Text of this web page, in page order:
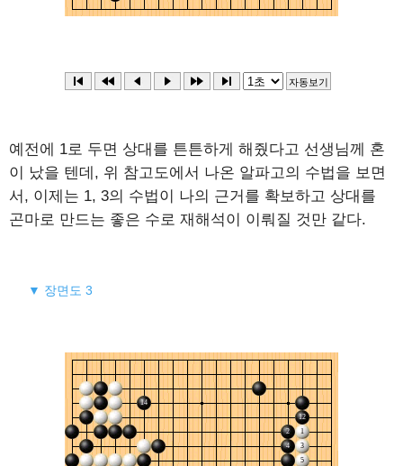
예전에 1로 두면 상대를 튼튼하게 해줬다고 선생님께 혼
이 났을 텐데, 위 참고도에서 나온 알파고의 수법을 보면
서, 이제는 1, 3의 수법이 나의 근거를 확보하고 상대를
곤마로 만드는 좋은 수로 재해석이 이뤄질 것만 같다.
▼ 장면도 3